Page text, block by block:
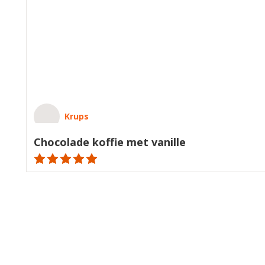
Krups
Chocolade koffie met vanille
ratings.NaN